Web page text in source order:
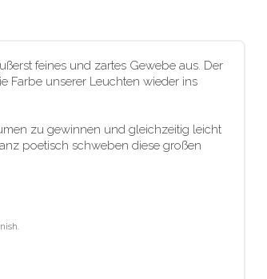
feines und zartes Gewebe aus. Der
Farbe unserer Leuchten wieder ins
zu gewinnen und gleichzeitig leicht
poetisch schweben diese großen